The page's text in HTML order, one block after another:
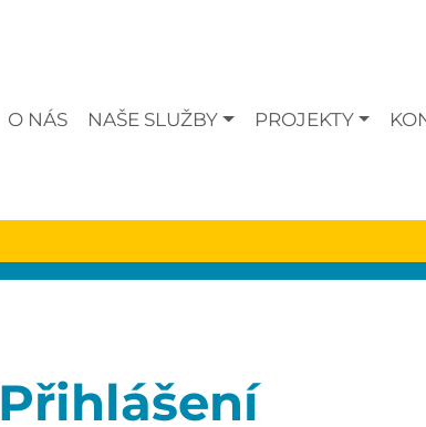
O NÁS NAŠE SLUŽBY PROJEKTY
Přihlášení